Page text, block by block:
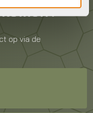
op via de